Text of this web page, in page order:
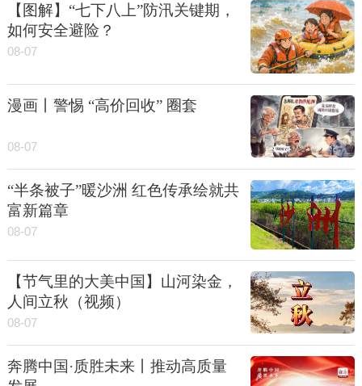
【图解】“七下八上”防汛关键期，
如何安全避险？
08-07
漫画丨警惕 “高价回收” 圈套
08-07
“半条被子”暖沙洲 红色传承绘就共
富新篇章
08-07
【节气里的大美中国】山河染金，
人间立秋（视频）
08-07
奔腾中国·质胜未来丨推动高质量